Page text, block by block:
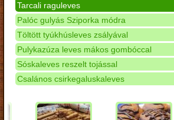
Tarcali raguleves
Palóc gulyás Sziporka módra
Töltött tyúkhúsleves zsályával
Pulykazúza leves mákos gombóccal
Sóskaleves reszelt tojással
Csalános csirkegaluskaleves